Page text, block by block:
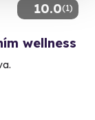
10.0(1)
wellness